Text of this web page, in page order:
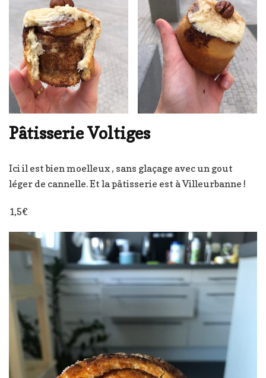
Pâtisserie Voltiges
Ici il est bien moelleux , sans glaçage avec un gout
léger de cannelle. Et la pâtisserie est à Villeurbanne !
1,5€